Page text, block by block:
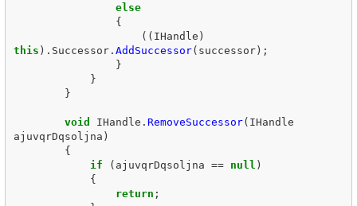
else
{
(( IHandle )
this ). Successor. AddSuccessor( successor);
}
}
}
void IHandle . RemoveSuccessor( IHandle
ajuvqrDqsoljna )
{
if
( ajuvqrDqsoljna == null )
{
return ;